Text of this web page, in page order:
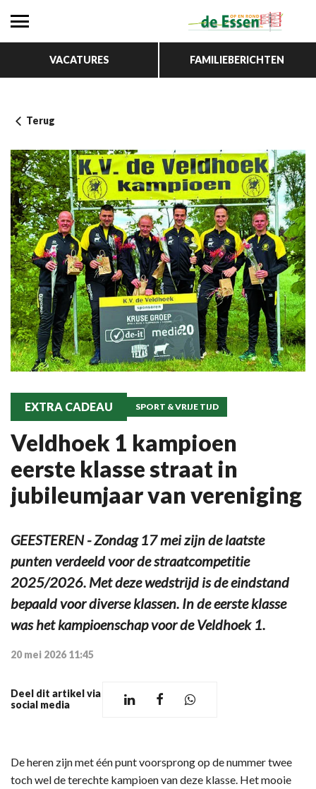
VACATURES FAMILIEBERICHTEN
Terug
EXTRA CADEAU SPORT & VRIJE TIJD
Veldhoek 1 kampioen
eerste klasse straat in
jubileumjaar van vereniging
GEESTEREN - Zondag 17 mei zijn de laatste
punten verdeeld voor de straatcompetitie
2025/2026. Met deze wedstrijd is de eindstand
bepaald voor diverse klassen. In de eerste klasse
was het kampioenschap voor de Veldhoek 1.
20 mei 2026 11:45
Deel dit artikel via
social media
De heren zijn met één punt voorsprong op de nummer twee
toch wel de terechte kampioen van deze klasse. Het mooie